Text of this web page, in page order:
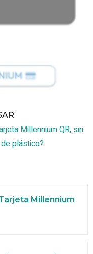
Millennium QR, sin
plástico?
Millennium